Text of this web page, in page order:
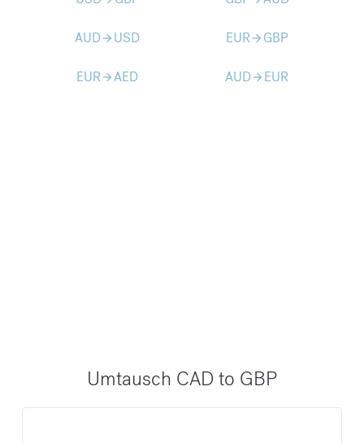
AUDarrow_forward USD EURarrow_forward GBP
EURarrow_forwardAED AUDarrow_forward EUR
Umtausch CAD to GBP